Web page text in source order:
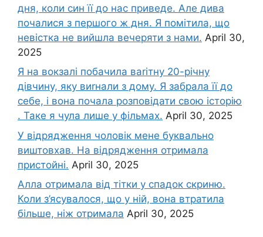
дня, коли син її до нас приведе. Але дива
почалися з першого ж дня. Я помітила, що
невістка не вийшла вечеряти з нами. April 30,
2025
Я на вокзалі побачила ваrітну 20-річну
дівчину, яку виrнали з дому. Я забрала її до
себе, і вона почала розповідати свою історію
. Таке я чула лише у фільмах. April 30, 2025
У відрядження чоловік мене буквально
виштовхав. На відрядження отримала
пристойні. April 30, 2025
Алла отримала від тітки у спадок скриню.
Коли з’ясувалося, що у ній, вона втратила
більше, ніж отримала April 30, 2025